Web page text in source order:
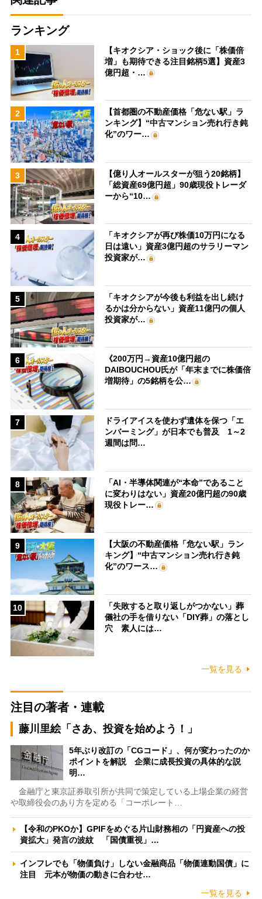
ランキング
1
【キオクシア・ショック後に「株価倍
増」も期待できる注目銘柄5選】資産3
億円超・…
2
【首都圏の不動産価格「危ない駅」ラ
ンキング】“中古マンション売れ行き鈍
化”のワー…
3
【億り人オールスターが狙う20銘柄】
「総資産69億円超」90歳現役トレーダ
ーから“10…
4
「キオクシアが再び株価10万円になる
日は遠い」資産3億円超のサラリーマン
投資家が…
5
「キオクシアが今後も利益を出し続け
るかは分からない」資産11億円の個人
投資家が…
6
《200万円→資産10億円超の
DAIBOUCHOU氏が「年末までに株価倍
増期待」の5銘柄を公…
7
ドライアイスを使わず遺体を保つ「エ
ンバーミング」が日本でも普及 1～2
週間は問…
8
「AI・半導体関連が“本命”であること
に変わりはない」資産20億円超の90歳
現役トレー…
9
【大阪の不動産価格「危ない駅」ラン
キング】“中古マンション売れ行き鈍
化”のワース…
10
「失敗すると取り返しがつかない」葬
儀社の手を借りない「DIY葬」の落とし
穴 素人には…
一覧を見る
注目の著者・連載
藤川里絵「さあ、投資を始めよう！」
5年ぶり改訂の「CGコード」、何が変わったのか
ポイントを解説 企業に成長投資の具体的な説
明…
金融庁と東京証券取引所が共同で策定している上場企業の経営
や取締役会のあり方を定める「コーポレート…
【令和のPKOか】GPIFをめぐる片山財務相の「円資産への投
資拡大」発言の波紋 「国債重視」…
インフレでも「物価負け」しない金融商品「物価連動国債」に
注目 元本が物価の動きに合わせ…
一覧を見る